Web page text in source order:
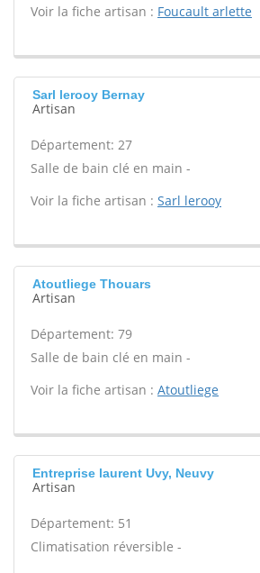
Voir la fiche artisan : Foucault arlette
Sarl lerooy Bernay
Artisan
Département: 27
Salle de bain clé en main -
Voir la fiche artisan : Sarl lerooy
Atoutliege Thouars
Artisan
Département: 79
Salle de bain clé en main -
Voir la fiche artisan : Atoutliege
Entreprise laurent Uvy, Neuvy
Artisan
Département: 51
Climatisation réversible -